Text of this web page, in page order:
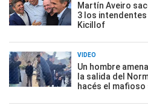
Martín Aveiro
3 los intendentes
Kicillof
VIDEO
Un hombre
la salida del
hacés el